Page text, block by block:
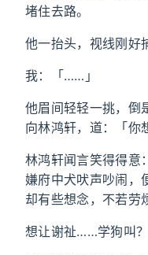
堵住去路。
他一抬头，视线刚好
我：「……」
他眉间轻轻一挑，倒
向林鸿轩，道：「你
林鸿轩闻言笑得得意
嫌府中犬吠声吵闹，
却有些想念，不若劳
想让谢祉……学狗叫？